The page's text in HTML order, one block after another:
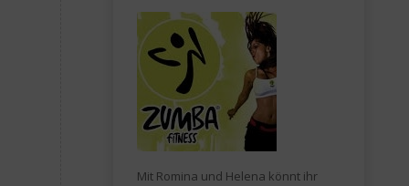
Mit Romina und Helena könnt ihr